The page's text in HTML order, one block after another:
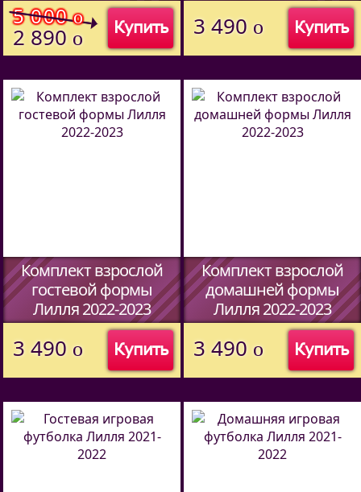
(Код:51457094
Купить
5 000o
2 890 o
Купить
3 490 o
Комплект взрослой
гостевой формы
Лилля 2022-2023
Купить
3 490 o
Комплект взрослой
домашней формы
Лилля 2022-2023
Купить
3 490 o